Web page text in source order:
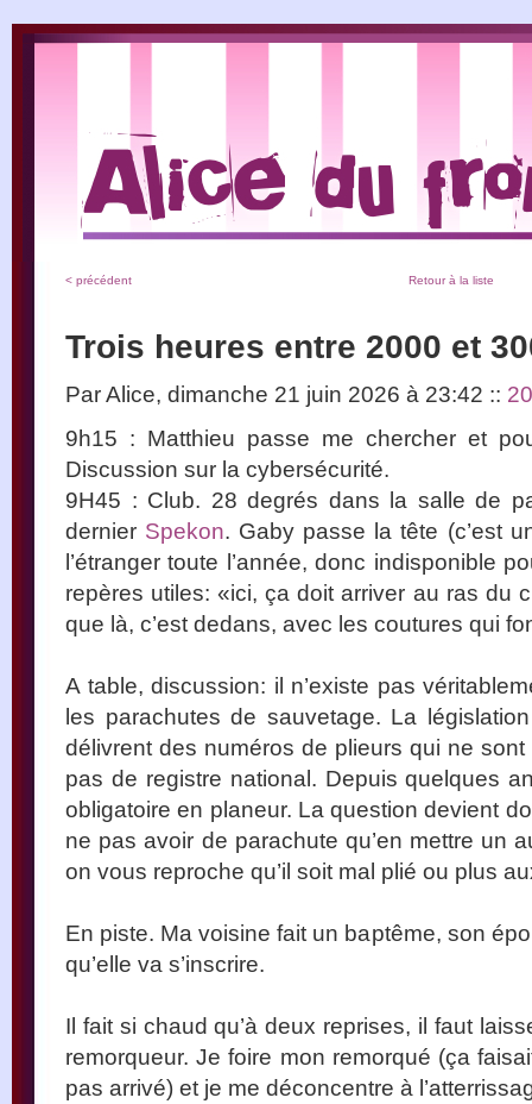
< précédent Retour à la liste
Trois heures entre 2000 et
Par Alice, dimanche 21 juin 2026 à 23:42 ::
9h15 : Matthieu passe me chercher et
Discussion sur la cybersécurité.
9H45 : Club. 28 degrés dans la salle de
dernier Spekon. Gaby passe la tête (c’est
l’étranger toute l’année, donc indisponible
repères utiles: «ici, ça doit arriver au ras du
que là, c’est dedans, avec les coutures qui
A table, discussion: il n’existe pas
les parachutes de sauvetage. La
délivrent des numéros de plieurs qui ne
pas de registre national. Depuis quelques
obligatoire en planeur. La question devient
ne pas avoir de parachute qu’en mettre un
on vous reproche qu’il soit mal plié ou plus
En piste. Ma voisine fait un baptême, son
qu’elle va s’inscrire.
Il fait si chaud qu’à deux reprises, il faut
remorqueur. Je foire mon remorqué (ça
pas arrivé) et je me déconcentre à